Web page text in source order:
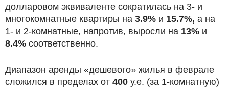
долларовом эквиваленте сократилась на 3- и
многокомнатные квартиры на 3.9% и 15.7%, а на
1- и 2-комнатные, напротив, выросли на 13% и
8.4% соответственно.
Диапазон аренды «дешевого» жилья в феврале
сложился в пределах от 400 у.е. (за 1-комнатную)